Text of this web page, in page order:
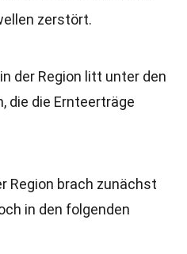
zerstört.
der Region litt unter den
die die Ernteerträge
Region brach zunächst
in den folgenden